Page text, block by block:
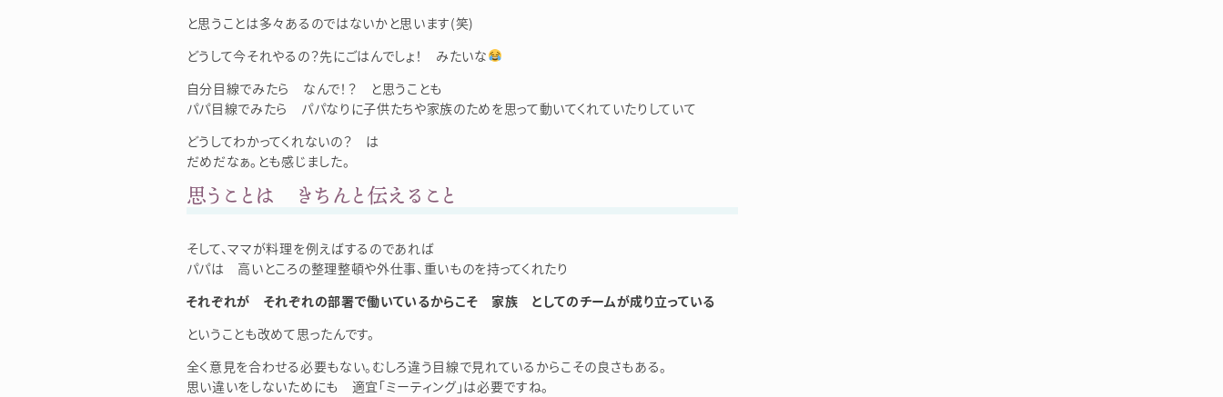
と思うことは多々あるのではないかと思います(笑)
どうして今それやるの？先にごはんでしょ！ みたいな
自分目線でみたら なんで！？ と思うことも
パパ目線でみたら パパなりに子供たちや家族のためを思って動いてくれていたりしていて
どうしてわかってくれないの？ は
だめだなぁ。とも感じました。
思うことは きちんと伝えること
そして、ママが料理を例えばするのであれば
パパは 高いところの整理整頓や外仕事、重いものを持ってくれたり
それぞれが それぞれの部署で働いているからこそ 家族 としてのチームが成り立っている
ということも改めて思ったんです。
全く意見を合わせる必要もない。むしろ違う目線で見れているからこその良さもある。
思い違いをしないためにも 適宜「ミーティング」は必要ですね。